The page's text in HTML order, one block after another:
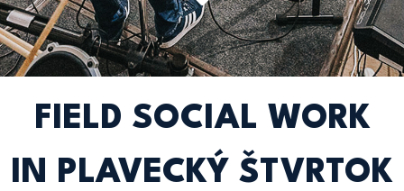
FIELD SOCIAL WORK
IN PLAVECKÝ ŠTVRTOK